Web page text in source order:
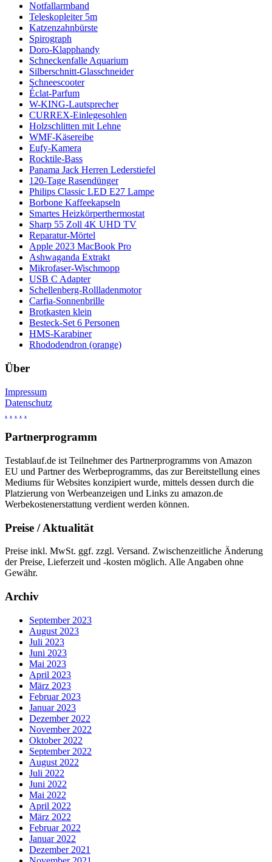
Notfallarmband
Teleskopleiter 5m
Katzenzahnbürste
Spirograph
Doro-Klapphandy
Schneckenfalle Aquarium
Silberschnitt-Glasschneider
Schneescooter
Éclat-Parfum
W-KING-Lautsprecher
CURREX-Einlegesohlen
Holzschlitten mit Lehne
WMF-Käsereibe
Eufy-Kamera
Rocktile-Bass
Panama Jack Herren Lederstiefel
120-Tage Rasendünger
Philips Classic LED E27 Lampe
Borbone Kaffeekapseln
Smartes Heizkörperthermostat
Sharp 55 Zoll 4K UHD TV
Reparatur-Mörtel
Apple 2023 MacBook Pro
Ashwaganda Extrakt
Mikrofaser-Wischmopp
USB C Adapter
Schellenberg-Rollladenmotor
Carfia-Sonnenbrille
Brotkasten klein
Besteck-Set 6 Personen
HMS-Karabiner
Rhododendron (orange)
Über
Impressum
Datenschutz
. . . . .
Partnerprogramm
Testablauf.de ist Teilnehmer des Partnerprogramms von Amazon
EU und Partner des Werbeprogramms, das zur Bereitstellung eines
Mediums für Websites konzipiert wurde, mittels dessen durch die
Platzierung von Werbeanzeigen und Links zu amazon.de
Werbekostenerstattung verdient werden können.
Preise / Aktualität
Preise inkl. MwSt. ggf. zzgl. Versand. Zwischenzeitliche Änderung
der Preise, Lieferzeit und -kosten möglich. Alle Angaben ohne
Gewähr.
Archiv
September 2023
August 2023
Juli 2023
Juni 2023
Mai 2023
April 2023
März 2023
Februar 2023
Januar 2023
Dezember 2022
November 2022
Oktober 2022
September 2022
August 2022
Juli 2022
Juni 2022
Mai 2022
April 2022
März 2022
Februar 2022
Januar 2022
Dezember 2021